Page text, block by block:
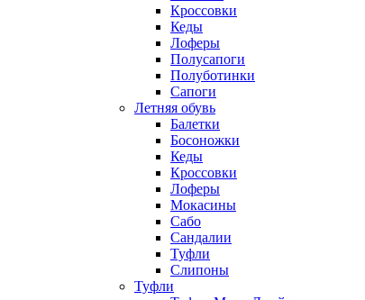
Кроссовки
Кеды
Лоферы
Полусапоги
Полуботинки
Сапоги
Летняя обувь
Балетки
Босоножки
Кеды
Кроссовки
Лоферы
Мокасины
Сабо
Сандалии
Туфли
Слипоны
Туфли